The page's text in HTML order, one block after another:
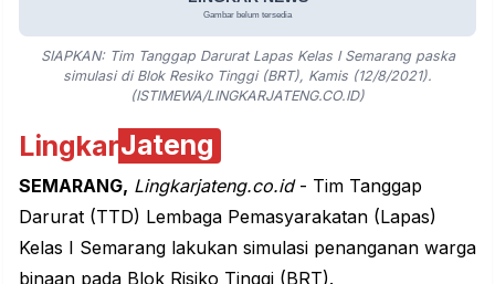
SIAPKAN: Tim Tanggap Darurat Lapas Kelas I Semarang paska
simulasi di Blok Resiko Tinggi (BRT), Kamis (12/8/2021).
(ISTIMEWA/LINGKARJATENG.CO.ID)
LingkarJateng
SEMARANG, Lingkarjateng.co.id- Tim Tanggap
Darurat (TTD) Lembaga Pemasyarakatan (Lapas)
Kelas I Semarang lakukan simulasi penanganan warga
binaan pada Blok Risiko Tinggi (BRT).